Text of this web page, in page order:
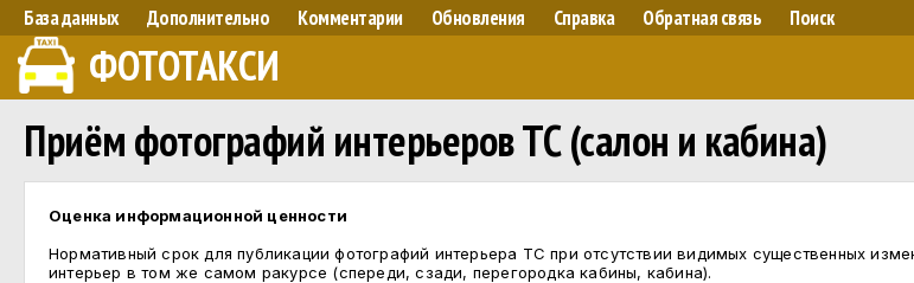
База данных Дополнительно Комментарии Обновления Справка Обратная связь Поиск
ФОТОТАКСИ
Приём фотографий интерьеров ТС (салон и кабина)
Оценка информационной ценности
Нормативный срок для публикации фотографий интерьера ТС при отсутствии видимых существенных
интерьер в том же самом ракурсе (спереди, сзади, перегородка кабины, кабина).